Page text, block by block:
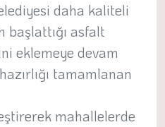
daha kaliteli
başlattığı asfalt
eklemeye devam
tamamlanan
mahallelerde